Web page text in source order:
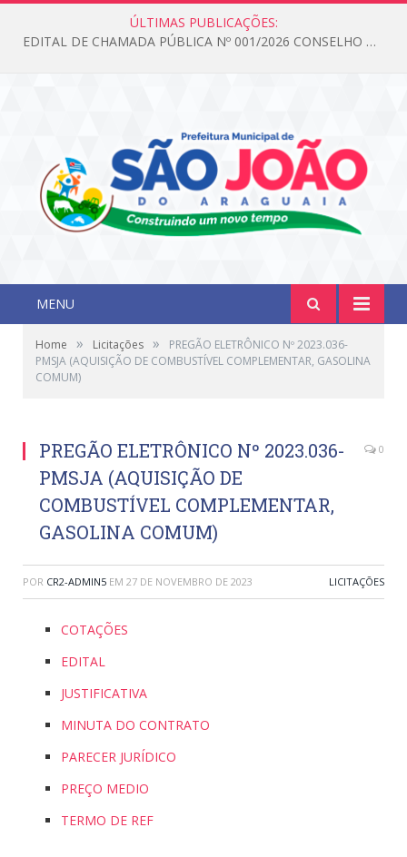
ÚLTIMAS PUBLICAÇÕES:
EDITAL DE CHAMADA PÚBLICA Nº 001/2026 CONSELHO DOS DIREITOS DA CRIANÇA E DO ADOLESCENTE
MENU
Home » Licitações »
PREGÃO ELETRÔNICO Nº 2023.036-
PMSJA (AQUISIÇÃO DE COMBUSTÍVEL COMPLEMENTAR, GASOLINA
COMUM)
PREGÃO ELETRÔNICO Nº 2023.036-
PMSJA (AQUISIÇÃO DE
COMBUSTÍVEL COMPLEMENTAR,
GASOLINA COMUM)
0
POR CR2-ADMIN5 EM 27 DE NOVEMBRO DE 2023 LICITAÇÕES
COTAÇÕES
EDITAL
JUSTIFICATIVA
MINUTA DO CONTRATO
PARECER JURÍDICO
PREÇO MEDIO
TERMO DE REF